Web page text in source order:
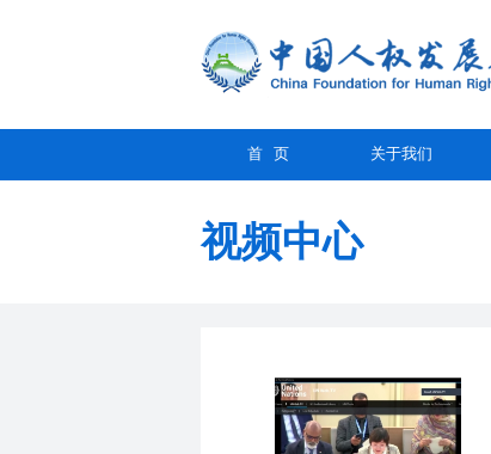
首 页 关于我们
视频中心